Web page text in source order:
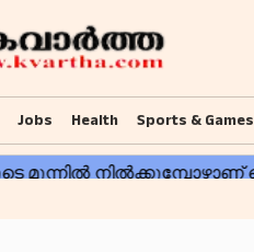
Jobs Health Sports & Games